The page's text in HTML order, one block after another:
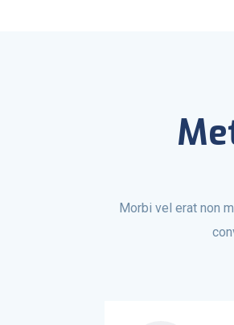
Morbi vel erat non